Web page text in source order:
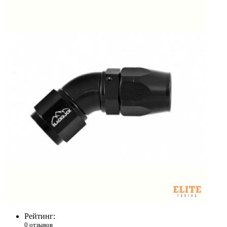
Рейтинг:
0 отзывов